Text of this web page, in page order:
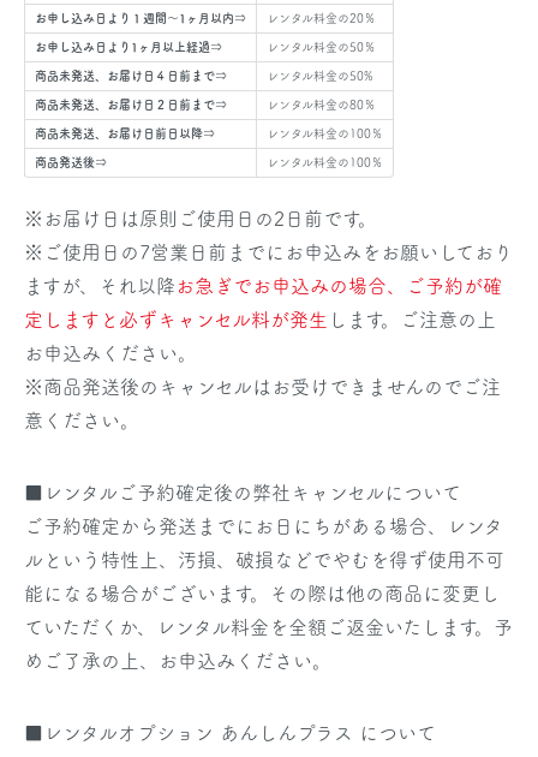
お申し込み日より１週間～1ヶ月以内⇒ レンタル料金の20％
お申し込み日より1ヶ月以上経過⇒ レンタル料金の50％
商品未発送、お届け日４日前まで⇒ レンタル料金の50%
商品未発送、お届け日２日前まで⇒ レンタル料金の80％
商品未発送、お届け日前日以降⇒ レンタル料金の100％
商品発送後⇒ レンタル料金の100％
※お届け日は原則ご使用日の2日前です。
※ご使用日の7営業日前までにお申込みをお願いしており
ますが、それ以降 お急ぎでお申込みの場合、ご予約が確
定しますと必ずキャンセル料が発生 します。ご注意の上
お申込みください。
※商品発送後のキャンセルはお受けできませんのでご注
意ください。
■レンタルご予約確定後の弊社キャンセルについて
ご予約確定から発送までにお日にちがある場合、レンタ
ルという特性上、汚損、破損などでやむを得ず使用不可
能になる場合がございます。その際は他の商品に変更し
ていただくか、レンタル料金を全額ご返金いたします。予
めご了承の上、お申込みください。
■レンタルオプション あんしんプラス について